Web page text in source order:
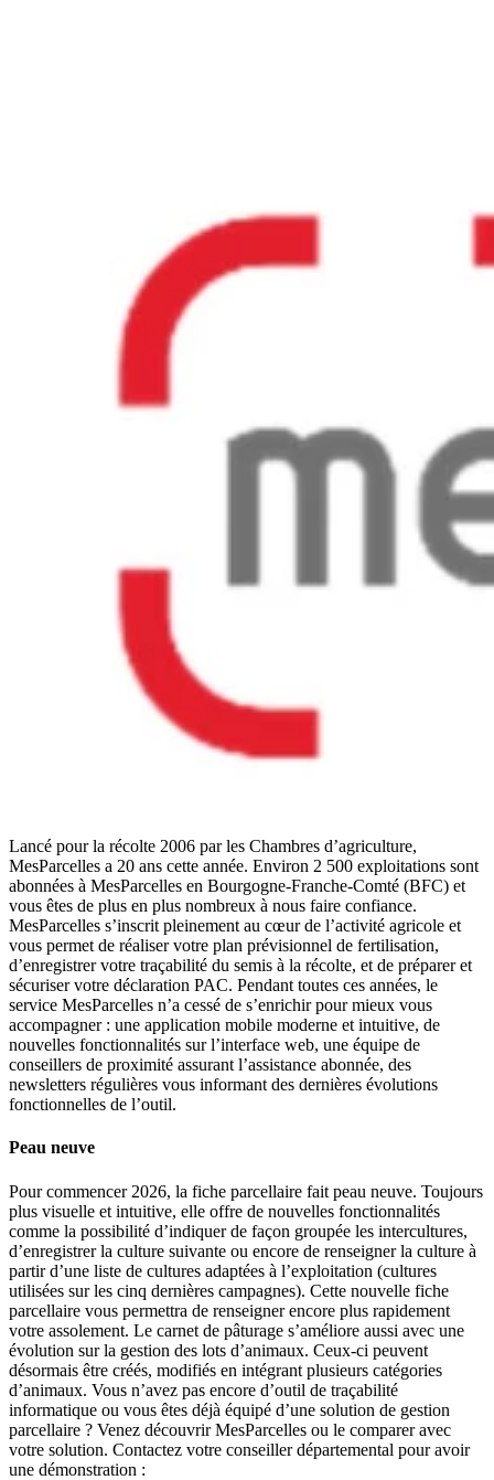
Lancé pour la récolte 2006 par les Chambres d’agriculture,
MesParcelles a 20 ans cette année. Environ 2 500 exploitations sont
abonnées à MesParcelles en Bourgogne-Franche-Comté (BFC) et
vous êtes de plus en plus nombreux à nous faire confiance.
MesParcelles s’inscrit pleinement au cœur de l’activité agricole et
vous permet de réaliser votre plan prévisionnel de fertilisation,
d’enregistrer votre traçabilité du semis à la récolte, et de préparer et
sécuriser votre déclaration PAC. Pendant toutes ces années, le
service MesParcelles n’a cessé de s’enrichir pour mieux vous
accompagner : une application mobile moderne et intuitive, de
nouvelles fonctionnalités sur l’interface web, une équipe de
conseillers de proximité assurant l’assistance abonnée, des
newsletters régulières vous informant des dernières évolutions
fonctionnelles de l’outil.
Peau neuve
Pour commencer 2026, la fiche parcellaire fait peau neuve. Toujours
plus visuelle et intuitive, elle offre de nouvelles fonctionnalités
comme la possibilité d’indiquer de façon groupée les intercultures,
d’enregistrer la culture suivante ou encore de renseigner la culture à
partir d’une liste de cultures adaptées à l’exploitation (cultures
utilisées sur les cinq dernières campagnes). Cette nouvelle fiche
parcellaire vous permettra de renseigner encore plus rapidement
votre assolement. Le carnet de pâturage s’améliore aussi avec une
évolution sur la gestion des lots d’animaux. Ceux-ci peuvent
désormais être créés, modifiés en intégrant plusieurs catégories
d’animaux. Vous n’avez pas encore d’outil de traçabilité
informatique ou vous êtes déjà équipé d’une solution de gestion
parcellaire ? Venez découvrir MesParcelles ou le comparer avec
votre solution. Contactez votre conseiller départemental pour avoir
une démonstration :